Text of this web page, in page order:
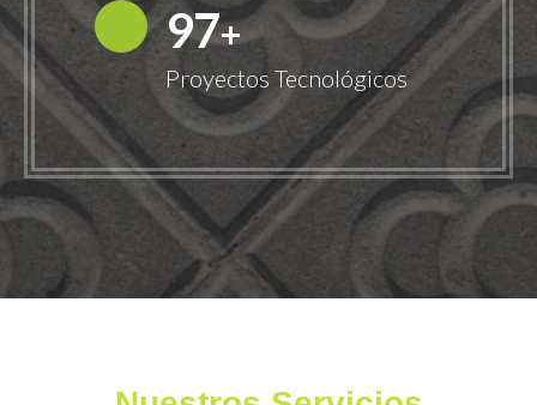
100+
Proyectos Tecnológicos